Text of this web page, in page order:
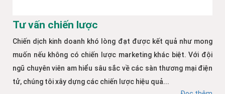
Tư vấn chiến lược
Chiến dịch kinh doanh khó lòng đạt được kết quả như mong
muốn nếu không có chiến lược marketing khác biệt. Với đội
ngũ chuyên viên am hiểu sâu sắc về các sàn thương mại điện
tử, chúng tôi xây dựng các chiến lược hiệu quả...